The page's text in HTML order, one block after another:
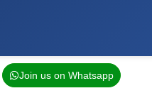
Join us on Whatsapp